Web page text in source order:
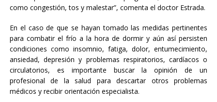
como congestión, tos y malestar”, comenta el doctor Estrada.
En el caso de que se hayan tomado las medidas pertinentes
para combatir el frío a la hora de dormir y aún así persisten
condiciones como insomnio, fatiga, dolor, entumecimiento,
ansiedad, depresión y problemas respiratorios, cardíacos o
circulatorios, es importante buscar la opinión de un
profesional de la salud para descartar otros problemas
médicos y recibir orientación especialista.